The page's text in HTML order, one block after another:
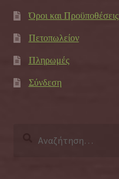
Όροι και Προϋποθέσεις
Πετοπωλείον
Πληρωμές
Σύνδεση